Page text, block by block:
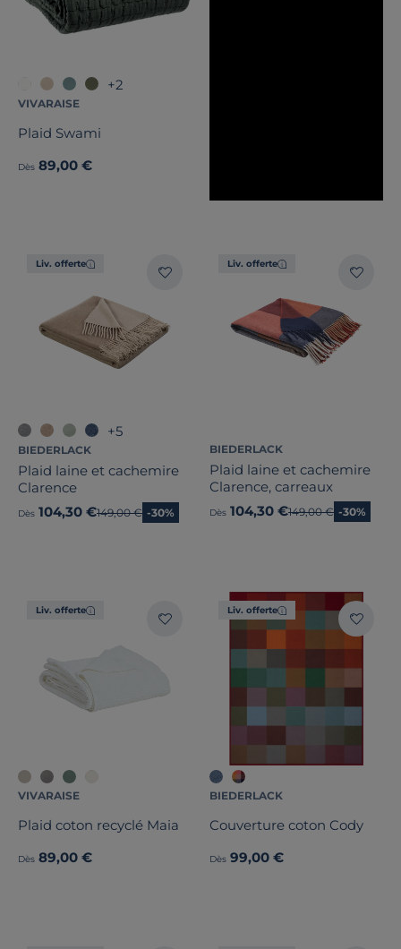
+2
VIVARAISE
Plaid Swami
Dès 89,00 €
Liv. offerte
+5
BIEDERLACK
Plaid laine et cachemire
Clarence
Dès 104,30 €Ancien prix
149,00 € -30%
Liv. offerte
BIEDERLACK
Plaid laine et cachemire
Clarence, carreaux
Dès 104,30 €Ancien prix
149,00 € -30%
Liv. offerte
VIVARAISE
Plaid coton recyclé Maia
Dès 89,00 €
Liv. offerte
BIEDERLACK
Couverture coton Cody
Dès 99,00 €